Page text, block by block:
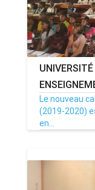
Le nouveau
(2019-2020)
en...